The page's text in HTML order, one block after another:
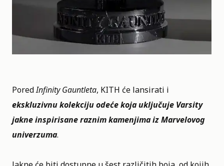
PoredInfinity Gauntleta, KITH će lansirati i
ekskluzivnu kolekciju odeće koja uključuje Varsity
jakne inspirisane raznim kamenjima iz Marvelovog
univerzuma.